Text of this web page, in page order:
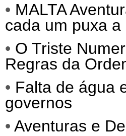
• MALTA
cada um puxa
• O Triste
Regras da
• Falta de água
governos
• Aventuras e